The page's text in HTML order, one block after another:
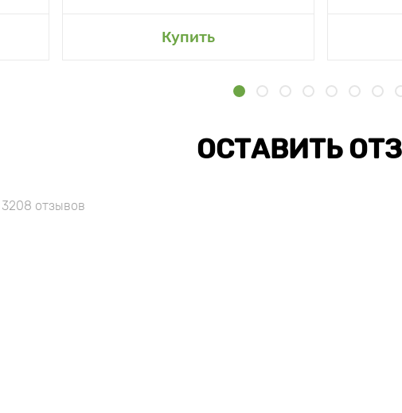
Купить
ОСТАВИТЬ
3208 отзывов